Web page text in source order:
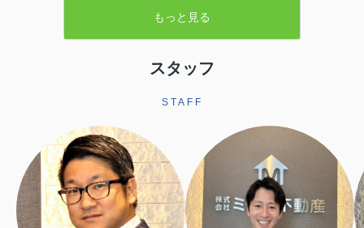
譲渡所得税や住民税といった税金、空き
家の譲渡所得の3,000万円特別控除といっ
ておくことが大切です。この記事では、
やすい費用や税金の基本から、解体費補
法まで、順を追って分かりやすく解説し
ます。読み進めていただくことで、おお
よその手取り額の考...
ことで、農業以外の用途
されますが、その一方で
地並みの評価となり、税
ます。また、相続税に...
もっと見る
スタッフ
STAFF